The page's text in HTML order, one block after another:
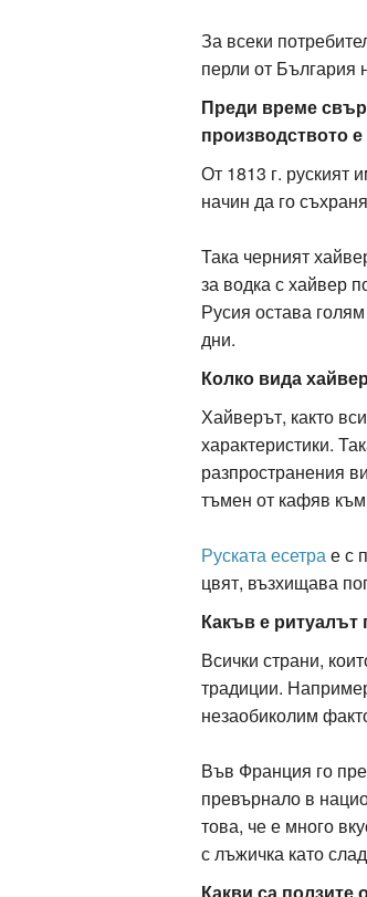
За всеки
перли от България
Преди време
производството
От 1813 г. руският
начин да го
Така черният
за водка с хайвер
Русия остава
дни.
Колко вида
Хайверът, както
характеристики.
разпространения
тъмен от кафяв
Руската есетрае с
цвят, възхищава
Какъв е ритуалът
Всички страни,
традиции.
незаобиколим
Във Франция го
превърнало в
това, че е много
с лъжичка като